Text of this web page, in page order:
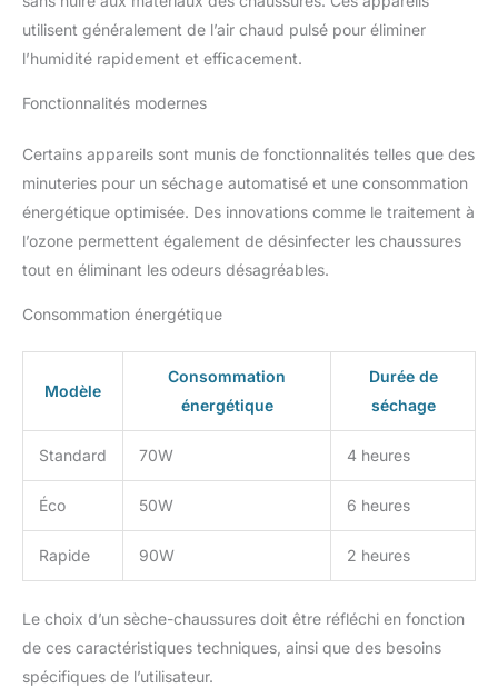
utilisent généralement de l’air chaud pulsé pour éliminer
l’humidité rapidement et efficacement.
Fonctionnalités modernes
Certains appareils sont munis de fonctionnalités telles que des
minuteries pour un séchage automatisé et une consommation
énergétique optimisée. Des innovations comme le traitement à
l’ozone permettent également de désinfecter les chaussures
tout en éliminant les odeurs désagréables.
Consommation énergétique
Modèle
Consommation
énergétique
Durée de
séchage
Standard 70W 4 heures
Éco 50W 6 heures
Rapide 90W 2 heures
Le choix d’un sèche-chaussures doit être réfléchi en fonction
de ces caractéristiques techniques, ainsi que des besoins
spécifiques de l’utilisateur.